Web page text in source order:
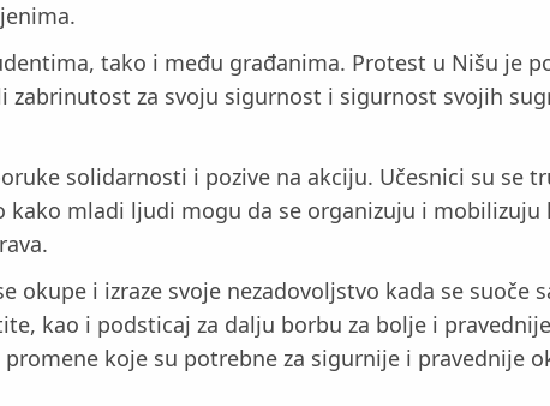
tako i među građanima. Protest u Nišu je
za svoju sigurnost i sigurnost svojih
solidarnosti i pozive na akciju. Učesnici su se
mladi ljudi mogu da se organizuju i
i izraze svoje nezadovoljstvo kada se suoče
kao i podsticaj za dalju borbu za bolje i
koje su potrebne za sigurnije i pravednije